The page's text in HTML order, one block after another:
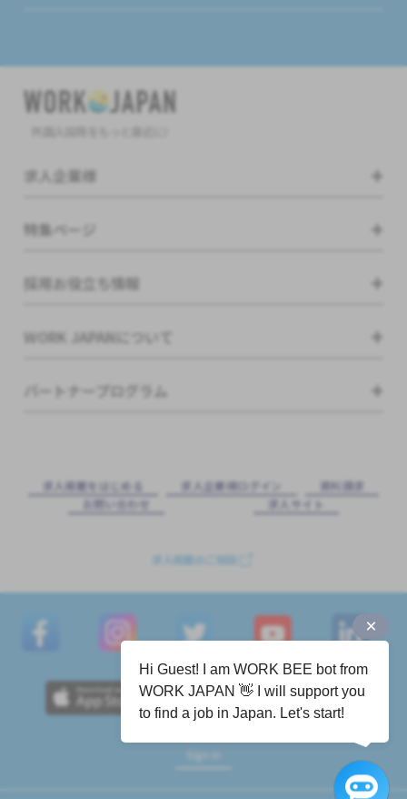
求人企業様
特集ページ
採用お役立ち情報
WORK JAPANについて
パートナープログラム
求⼈掲載をはじめる 求⼈企業様ログイン
資料請求
お問い合わせ
求⼈サイト
求人掲載のご相談
Sign in
Hi Guest! I am WORK BEE bot from
WORK JAPAN 👋 I will support you
to find a job in Japan. Let's start!